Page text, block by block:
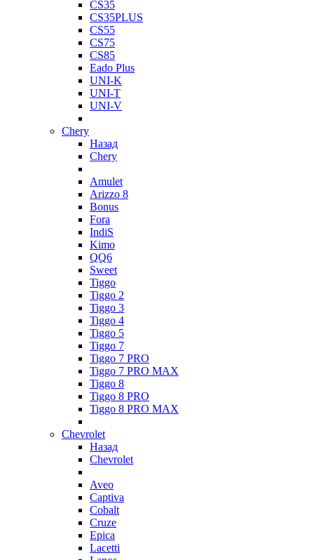
CS35
CS35PLUS
CS55
CS75
CS85
Eado Plus
UNI-K
UNI-T
UNI-V
Chery
Назад
Chery
Amulet
Arizzo 8
Bonus
Fora
IndiS
Kimo
QQ6
Sweet
Tiggo
Tiggo 2
Tiggo 3
Tiggo 4
Tiggo 5
Tiggo 7
Tiggo 7 PRO
Tiggo 7 PRO MAX
Tiggo 8
Tiggo 8 PRO
Tiggo 8 PRO MAX
Chevrolet
Назад
Chevrolet
Aveo
Captiva
Cobalt
Cruze
Epica
Lacetti